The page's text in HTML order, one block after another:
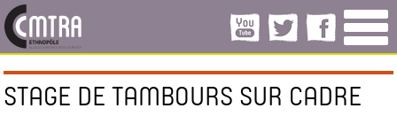
STAGE DE TAMBOURS SUR CADRE